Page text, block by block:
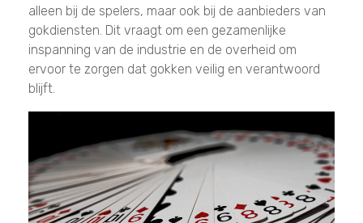
alleen bij de spelers, maar ook bij de aanbieders van
gokdiensten. Dit vraagt om een gezamenlijke
inspanning van de industrie en de overheid om
ervoor te zorgen dat gokken veilig en verantwoord
blijft.